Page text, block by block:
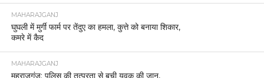
MAHARAJGANJ
घुघली में मुर्गी फार्म पर तेंदुए का हमला, कुत्ते को बनाया शिकार,
कमरे में कैद
MAHARAJGANJ
महराजगंज: पुलिस की तत्परता से बची युवक की जान,